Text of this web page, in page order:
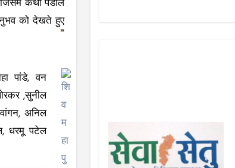
कथा पंडाल
को देखते हुए
पांडे, वन
,सुनील
अनिल
धरमू पटेल